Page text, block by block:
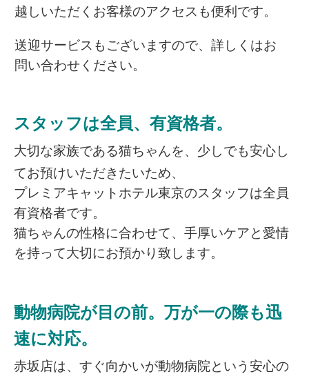
越しいただくお客様のアクセスも便利です。
送迎サービスもございますので、詳しくはお
問い合わせください。
スタッフは全員、有資格者。
大切な家族である猫ちゃんを、少しでも安心し
てお預けいただきたいため、
プレミアキャットホテル東京のスタッフは全員
有資格者です。
猫ちゃんの性格に合わせて、手厚いケアと愛情
を持って大切にお預かり致します。
動物病院が目の前。万が一の際も迅
速に対応。
赤坂店は、すぐ向かいが動物病院という安心の